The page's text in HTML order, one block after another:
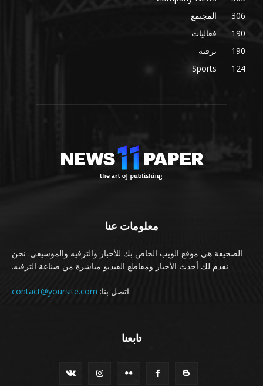
المجتمع
306
فعاليات
190
ترفيه
190
Sports
124
معلومات عنا
الصحيفة هي موقع الويب الخاص بك للأخبار والترفيه والموسيقى. نحن
نقدم لك أحدث الأخبار ومقاطع الفيديو مباشرة من صناعة الترفيه.
اتصل بنا: contact@yoursite.com
تابعنا